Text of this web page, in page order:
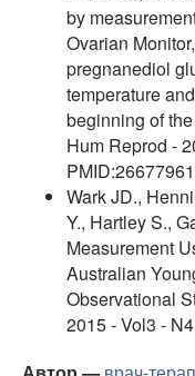
by
Ovarian
pregnanediol
temperature
beginning of
Hum Reprod -
PMID:26677961
Wark JD.,
Y., Hartley S.,
Measurement
Australian
Observational
2015 - Vol3 -